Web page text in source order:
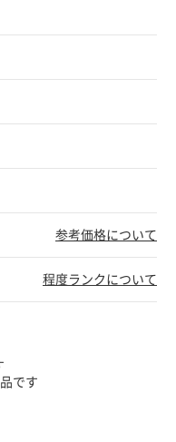
参考価格について
程度ランクについて
です